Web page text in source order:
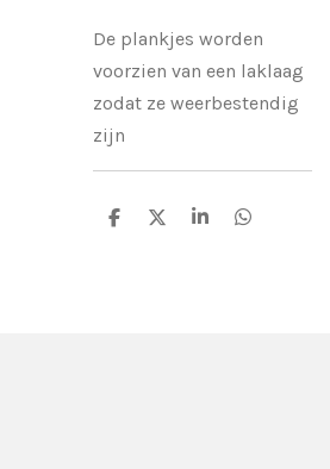
De plankjes worden
voorzien van een laklaag
zodat ze weerbestendig
zijn
D
D
S
D